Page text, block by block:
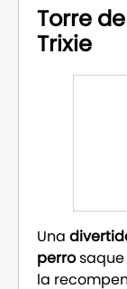
Torre
Trixie
Una
perrosaque
la